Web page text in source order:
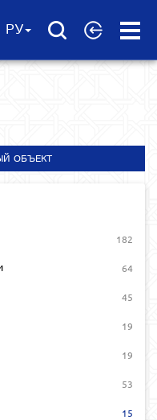
Open
РУ
ОБЪЕКТ
182
64
45
19
19
53
15